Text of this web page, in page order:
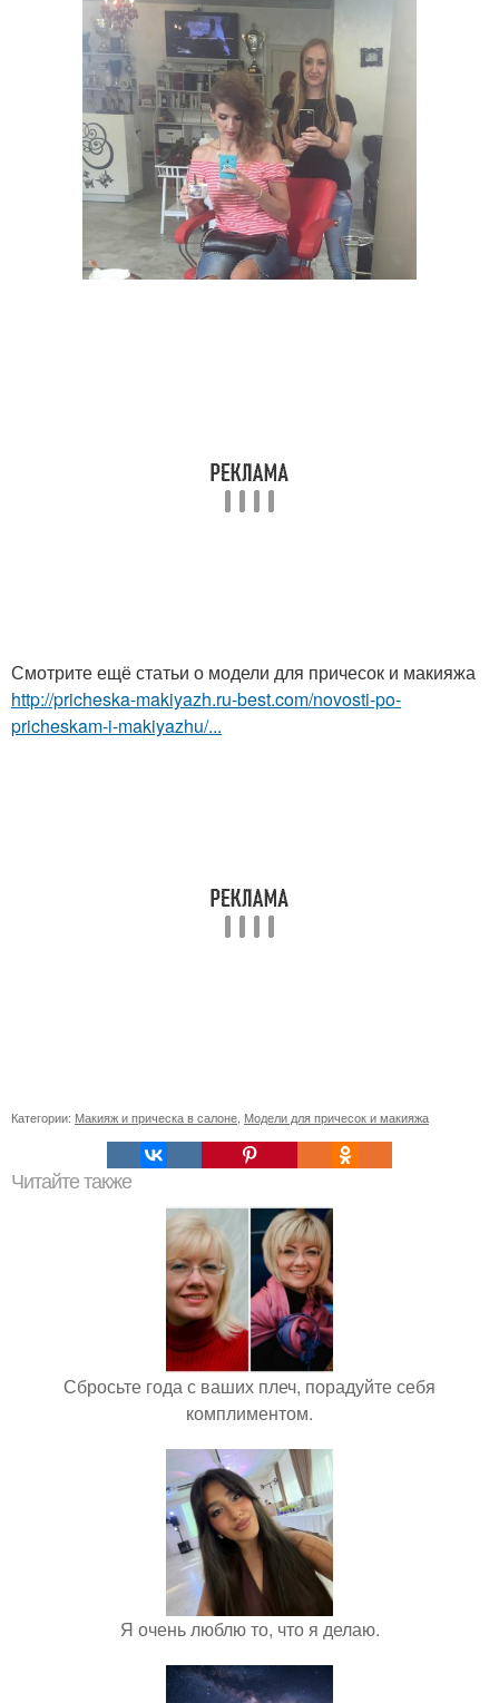
Смотрите ещё статьи о модели для причесок и макияжа
http://pricheska-makiyazh.ru-best.com/novosti-po-
pricheskam-i-makiyazhu/...
Категории: Макияж и прическа в салоне Модели для причесок и макияжа
Читайте также
Сбросьте года с ваших плеч, порадуйте себя
комплиментом.
Я очень люблю то, что я делаю.